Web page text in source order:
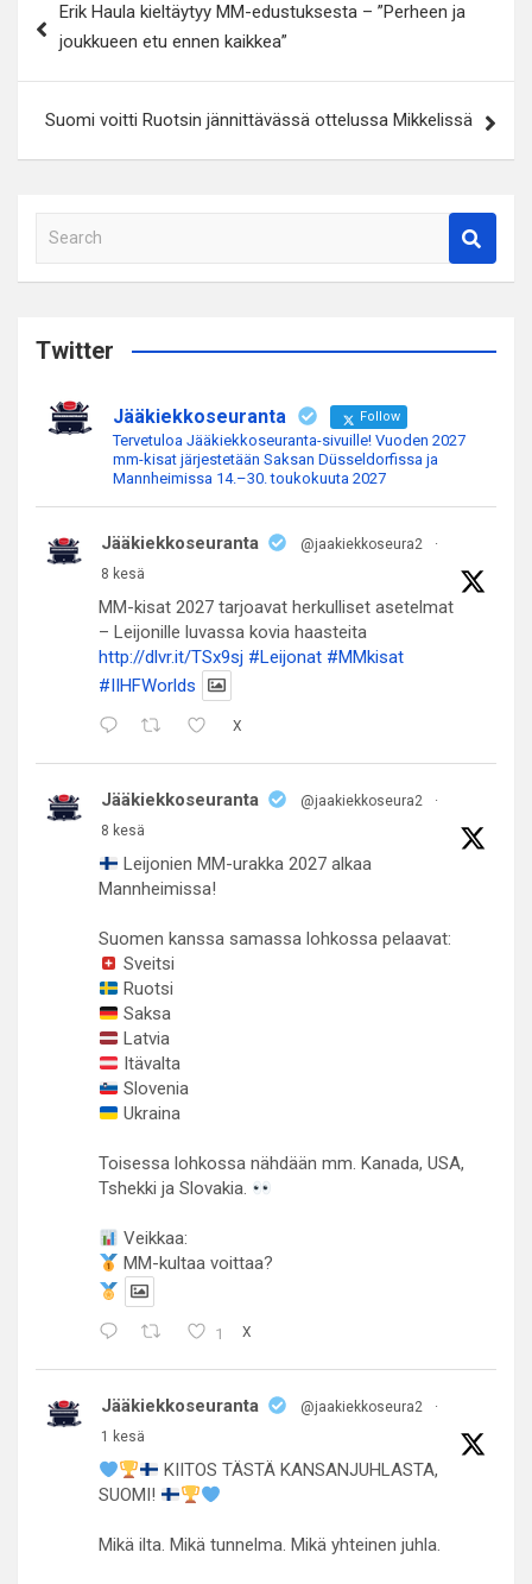
selaus
Erik Haula kieltäytyy MM-edustuksesta – ”Perheen ja
joukkueen etu ennen kaikkea”
Suomi voitti Ruotsin jännittävässä ottelussa Mikkelissä
a
c
Twitter
Jääkiekkoseuranta Follow
Tervetuloa Jääkiekkoseuranta-sivuille! Vuoden 2027
mm-kisat järjestetään Saksan Düsseldorfissa ja
Mannheimissa 14.–30. toukokuuta 2027
Jääkiekkoseuranta @jaakiekkoseura2
·
8 kesä
MM-kisat 2027 tarjoavat herkulliset asetelmat
– Leijonille luvassa kovia haasteita
http://dlvr.it/TSx9sj #Leijonat #MMkisat
#IIHFWorlds
X
Jääkiekkoseuranta @jaakiekkoseura2
·
8 kesä
Leijonien MM-urakka 2027 alkaa
Mannheimissa!
Suomen kanssa samassa lohkossa pelaavat:
Sveitsi
Ruotsi
Saksa
Latvia
Itävalta
Slovenia
Ukraina
Toisessa lohkossa nähdään mm. Kanada, USA,
Tshekki ja Slovakia.
Veikkaa:
MM-kultaa voittaa?
1 X
Jääkiekkoseuranta @jaakiekkoseura2
·
1 kesä
KIITOS TÄSTÄ KANSANJUHLASTA,
SUOMI!
Mikä ilta. Mikä tunnelma. Mikä yhteinen juhla.